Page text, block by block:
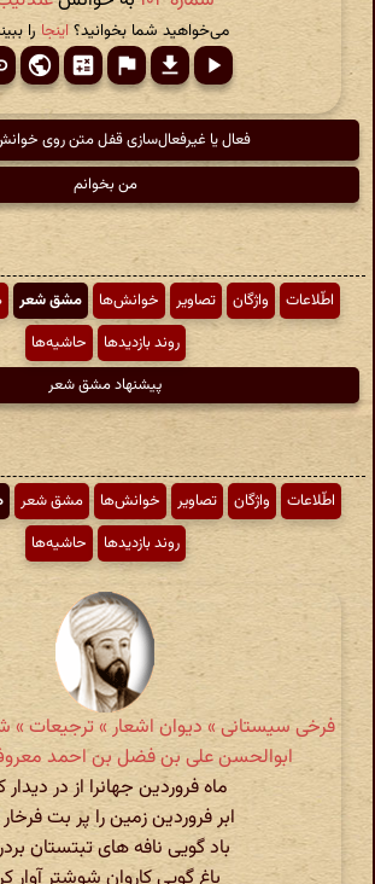
می‌خواهید شما بخوانید؟اینجا را
فعال یا غیرفعال‌سازی قفل متن روی
من بخوانم
اطّلاعات واژگان تصاویر خوانش‌ها مشق شعر
روند بازدیدها
حاشیه‌ها
پیشنهاد مشق شعر
اطّلاعات واژگان تصاویر خوانش‌ها مشق شعر
روند بازدیدها
حاشیه‌ها
ابوالحسن علی بن فضل بن احمد
ماه فروردین جهانرا از در دیدار
ابر فروردین زمین را پر بت
باد گویی نافه های تبتستان